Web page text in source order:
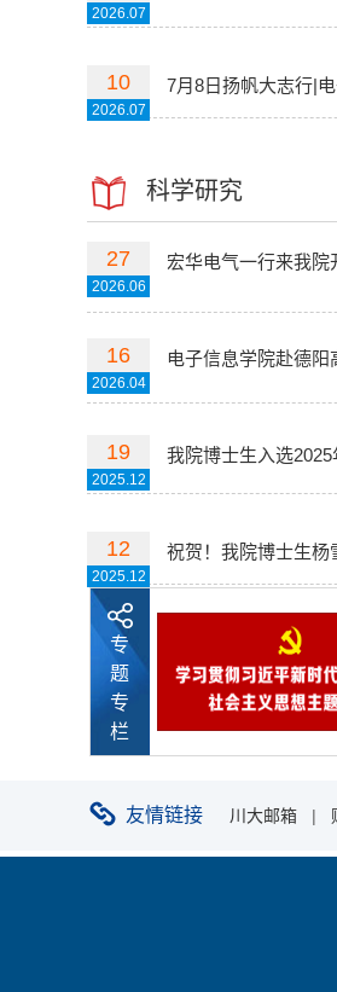
2026.07
10
2026.07
7月8日扬帆大志行|
科学研究
27
2026.06
宏华电气一行来我院
16
2026.04
电子信息学院赴德阳
19
2025.12
我院博士生入选
12
2025.12
祝贺！我院博士生杨
专
题
专
栏
友情链接 川大邮箱 |